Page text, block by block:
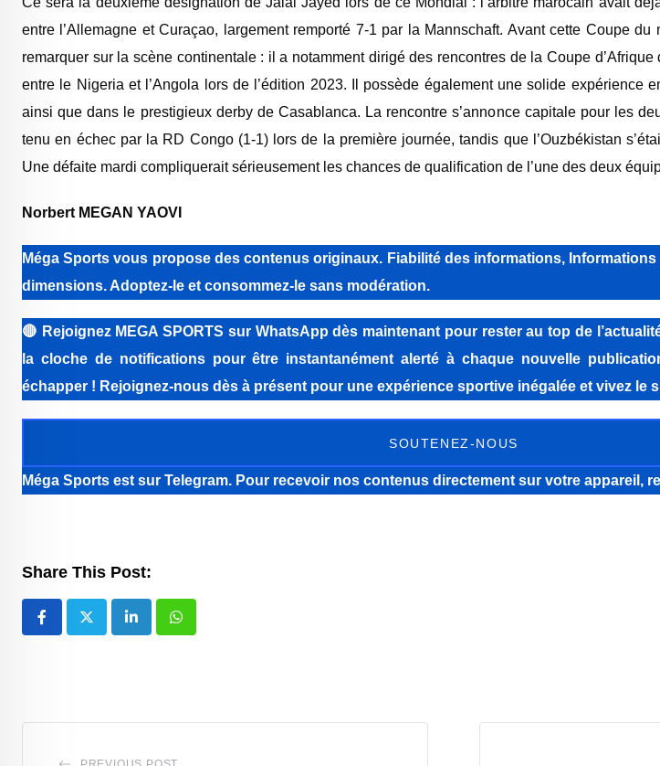
entre l’Allemagne et Curaçao, largement remporté 7-1 par la Mannschaft. ‎Avant cette Coupe du
remarquer sur la scène continentale : il a notamment dirigé des rencontres de la Coupe
entre le Nigeria et l’Angola lors de l’édition 2023. Il possède également une solide expérience
ainsi que dans le prestigieux derby de Casablanca. ‎La rencontre s’annonce capitale pour les
tenu en échec par la RD Congo (1-1) lors de la première journée, tandis que l’Ouzbékistan
Une défaite mardi compliquerait sérieusement les chances de qualification de l’une des deux
Norbert MEGAN YAOVI
Méga Sports vous propose des contenus originaux. Fiabilité des informations,
dimensions. Adoptez-le et consommez-le sans modération.
🔴 Rejoignez MEGA SPORTS sur WhatsApp dès maintenant pour rester au top de
la cloche de notifications pour être instantanément alerté à chaque nouvelle
échapper ! Rejoignez-nous dès à présent pour une expérience sportive inégalée et vivez le
SOUTENEZ-NOUS
Méga Sports est sur Telegram. Pour recevoir nos contenus directement sur votre appareil,
Share This Post:
LinkedInWhatsapp